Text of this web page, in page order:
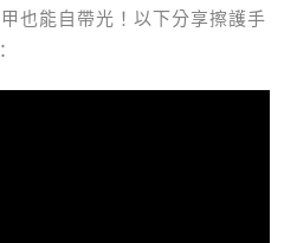
也能自帶光！以下分享擦護手